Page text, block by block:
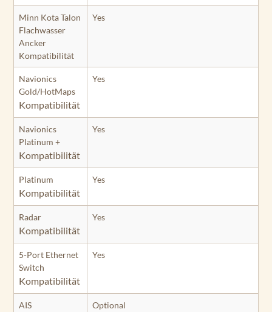
Minn Kota Talon
Flachwasser
Ancker
Kompatibilität
Yes
Navionics
Gold/HotMaps
Kompatibilität
Yes
Navionics
Platinum +
Kompatibilität
Yes
Platinum
Kompatibilität
Yes
Radar
Kompatibilität
Yes
5-Port Ethernet
Switch
Kompatibilität
Yes
AIS Optional